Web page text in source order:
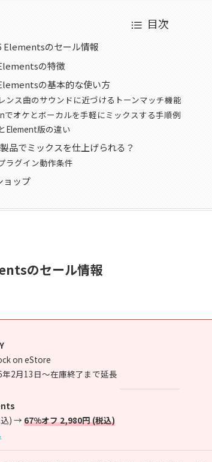
目次
のセール情報
の特徴
の基本的な使い方
ンス曲のサウンドに近づけるトーンマッチ機能
でオケとボーカルを手軽にミックスする手順例
Element版の違い
品でミックスを仕上げられる？
ラグイン動作条件
ョップ
のセール情報
on eStore
年2月13日～在庫終了まで延長
込) →67%オフ 2,980円 (税込)